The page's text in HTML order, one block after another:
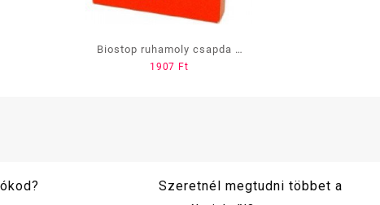
Biostop ruhamoly csapda 2
db/cs
1907 Ft
Szeretnél megtudni többet a